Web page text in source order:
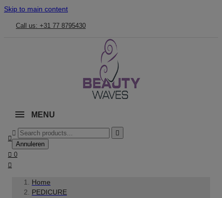
Skip to main content
Call us: +31 77 8795430
MENU



Annuleren
 0

Home
PEDICURE